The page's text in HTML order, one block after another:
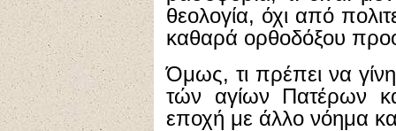
θεολογία, όχι από
καθαρά ορθοδόξου
Όμως, τι πρέπει να
τών αγίων Πατέρων
εποχή με άλλο νόημα